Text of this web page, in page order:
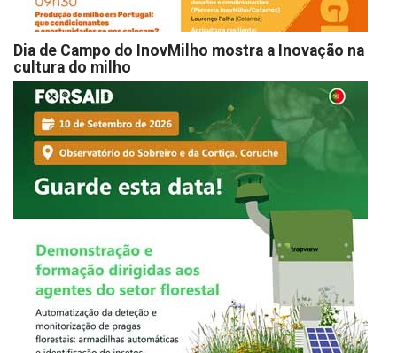
Dia de Campo do InovMilho mostra a Inovação na
cultura do milho